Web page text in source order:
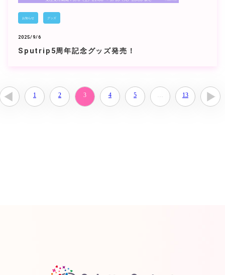
お知らせ グッズ
2025/9/6
Sputrip5周年記念グッズ発売！
1 2 3 4 5 … 13